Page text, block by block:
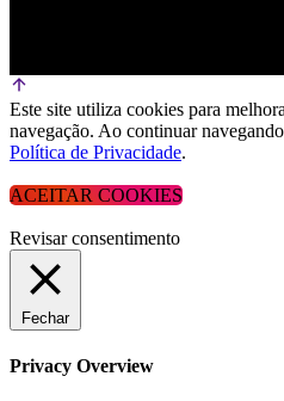
Este site utiliza cookies para
navegação. Ao continuar
Política de Privacidade.
ACEITAR COOKIES
Revisar consentimento
Fechar
Privacy Overview